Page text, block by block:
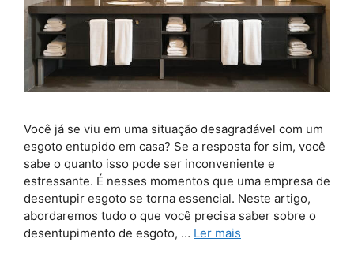
Você já se viu em uma situação desagradável com um
esgoto entupido em casa? Se a resposta for sim, você
sabe o quanto isso pode ser inconveniente e
estressante. É nesses momentos que uma empresa de
desentupir esgoto se torna essencial. Neste artigo,
abordaremos tudo o que você precisa saber sobre o
desentupimento de esgoto, … Ler mais